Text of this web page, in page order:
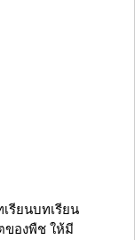
รียนบทเรียน
ของพืช ให้มี